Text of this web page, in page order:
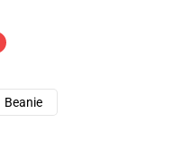
Beanie